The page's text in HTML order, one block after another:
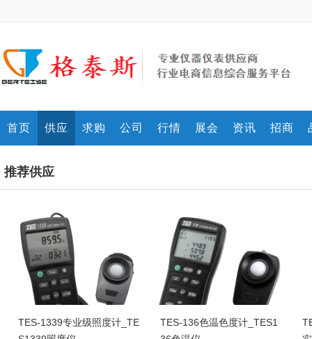
首页 供应 求购 公司 行情 展会 资讯 招商
推荐供应
TES-1339专业级照度计_TE
TES-136色温色度计_TES1